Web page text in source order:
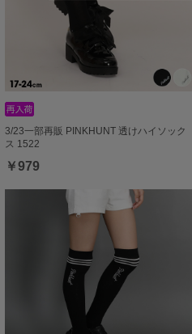
3/23一部再販 PINKHUNT 透けハイソック
ス 1522
￥979